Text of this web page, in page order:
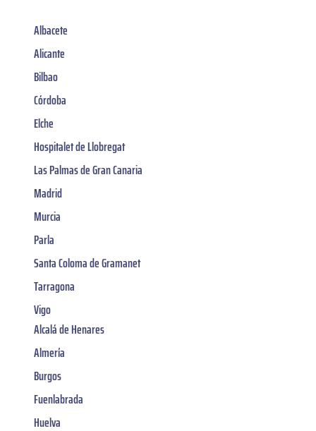
Albacete
Alicante
Bilbao
Córdoba
Elche
Hospitalet de Llobregat
Las Palmas de Gran Canaria
Madrid
Murcia
Parla
Santa Coloma de Gramanet
Tarragona
Vigo
Alcalá de Henares
Almería
Burgos
Fuenlabrada
Huelva